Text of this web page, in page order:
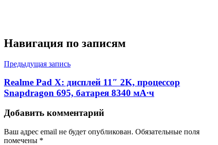
Навигация по записям
Предыдущая запись
Realme Pad X: дисплей 11″ 2K, процессор
Snapdragon 695, батарея 8340 мА∙ч
Добавить комментарий
Ваш адрес email не будет опубликован. Обязательные поля
помечены *